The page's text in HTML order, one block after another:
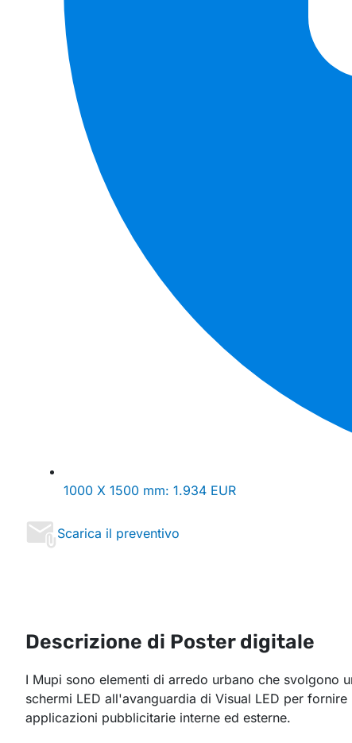
1000 X 1500 mm: 1.934 EUR
Scarica il preventivo
Descrizione di Poster digitale
I Mupi sono elementi di arredo urbano che
schermi LED all'avanguardia di Visual LED per
applicazioni pubblicitarie interne ed esterne.